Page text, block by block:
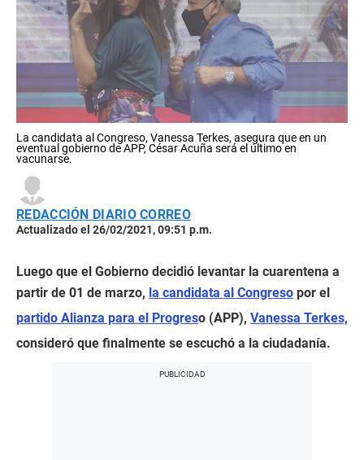
La candidata al Congreso, Vanessa Terkes, asegura que en un
eventual gobierno de APP, César Acuña será el último en
vacunarse.
REDACCIÓN DIARIO CORREO
Actualizado el 26/02/2021, 09:51 p.m.
Luego que el Gobierno decidió levantar la cuarentena a
partir de 01 de marzo, la candidata al Congreso por el
partido Alianza para el Progreso (APP), Vanessa Terkes,
consideró que finalmente se escuchó a la ciudadanía.